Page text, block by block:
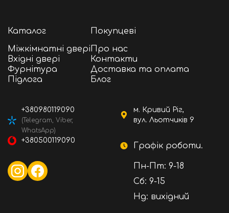
забезпечуючи захист вашого майна з
мінімальними витратами.
Каталог
Міжкімнатні двері
Вхідні двері
Фурнітура
Підлога
Покупцеві
Про нас
Контакти
Доставка та оплата
Блог
м. Кривий Ріг,
вул. Льотчиків 9
Графік роботи.
Пн-Пт: 9-18
Сб: 9-15
Нд: вихідний
+380980119090
(Telegram, Viber,
WhatsApp)
+380500119090